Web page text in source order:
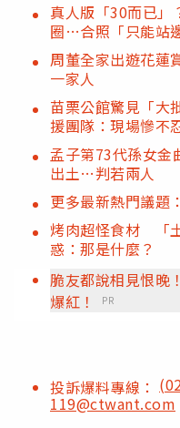
真人版「30而已
圈…合照「只能站
周董全家出遊花蓮
一家人
苗栗公館驚見「
援團隊：現場慘不
孟子第73代孫女
出土…判若兩人
更多最新熱門議題
烤肉超怪食材 「
惑：那是什麼？
脆友都說相見恨晚
爆紅！
PR
投訴爆料專線：
119@ctwant.com